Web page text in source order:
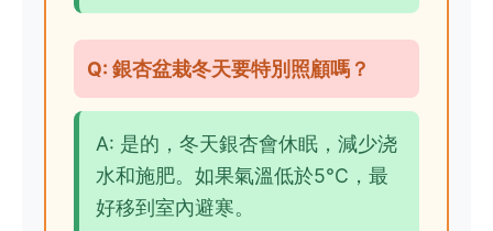
Q: 銀杏盆栽冬天要特別照顧嗎？
A: 是的，冬天銀杏會休眠，減少浇
水和施肥。如果氣溫低於5°C，最
好移到室內避寒。